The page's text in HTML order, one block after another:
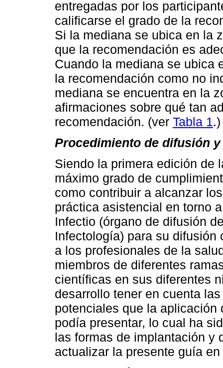
entregadas por los
calificarse el grado de la
Si la mediana se ubica en la
que la recomendación es
Cuando la mediana se ubica
la recomendación como no
mediana se encuentra en la
afirmaciones sobre qué tan
recomendación. (ver Tabla 1.)
Procedimiento de difusión
Siendo la primera edición de
máximo grado de
como contribuir a alcanzar
práctica asistencial en torno
Infectio (órgano de difusión
Infectología) para su
a los profesionales de la
miembros de diferentes
científicas en sus diferentes
desarrollo tener en cuenta
potenciales que la
podía presentar, lo cual ha
las formas de implantación y
actualizar la presente guía